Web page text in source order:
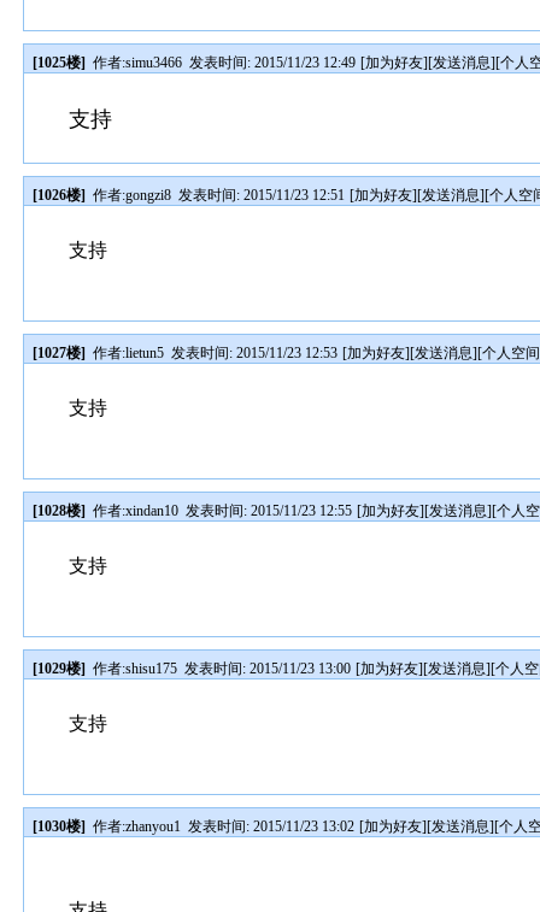
[1025楼] 作者:simu3466 发表时间: 2015/11/23 12:49 [加为好友][发送消息][个人
支持
[1026楼] 作者:gongzi8 发表时间: 2015/11/23 12:51 [加为好友][发送消息][个人空
支持
[1027楼] 作者:lietun5 发表时间: 2015/11/23 12:53 [加为好友][发送消息][个人空间
支持
[1028楼] 作者:xindan10 发表时间: 2015/11/23 12:55 [加为好友][发送消息][个人
支持
[1029楼] 作者:shisu175 发表时间: 2015/11/23 13:00 [加为好友][发送消息][个人
支持
[1030楼] 作者:zhanyou1 发表时间: 2015/11/23 13:02 [加为好友][发送消息][个人